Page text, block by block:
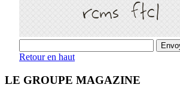
Retour en haut
LE GROUPE MAGAZINE